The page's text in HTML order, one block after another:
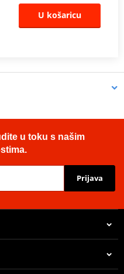
U košaricu
u toku s našim
Prijava